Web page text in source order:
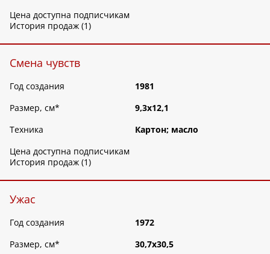
Цена доступна подписчикам
История продаж (1)
Смена чувств
Год создания
1981
Размер, см*
9,3х12,1
Техника
Картон; масло
Цена доступна подписчикам
История продаж (1)
Ужас
Год создания
1972
Размер, см*
30,7х30,5